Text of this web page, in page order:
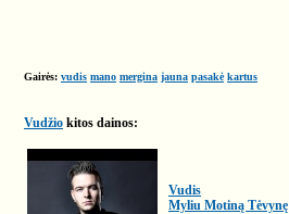
Gairės: vudis mano mergina jauna pasakė kartus
Vudžio kitos dainos:
Vudis
Myliu Motiną Tėvynę